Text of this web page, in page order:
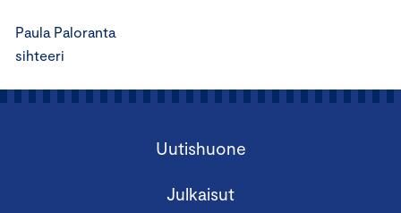
Paula Paloranta
sihteeri
Uutishuone
Julkaisut